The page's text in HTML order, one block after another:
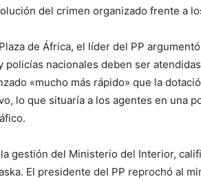
del crimen organizado frente a
de África, el líder del PP
policías nacionales deben ser
«mucho más rápido» que la
lo que situaría a los agentes en una
gestión del Ministerio del Interior,
El presidente del PP reprochó al